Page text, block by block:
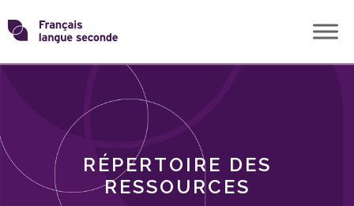
Skip
toTransformons
langue
RÉPERTOIRE DES
RESSOURCES
THÈMES